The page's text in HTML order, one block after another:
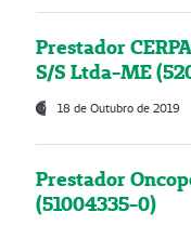
Prestador
S/S Ltda-ME
18 de Outubro de 2019
Prestador
(51004335-0)